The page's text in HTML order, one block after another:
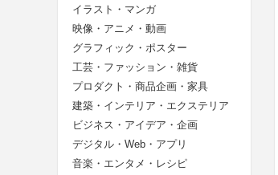
イラスト・マンガ
映像・アニメ・動画
グラフィック・ポスター
工芸・ファッション・雑貨
プロダクト・商品企画・家具
建築・インテリア・エクステリア
ビジネス・アイデア・企画
デジタル・Web・アプリ
音楽・エンタメ・レシピ